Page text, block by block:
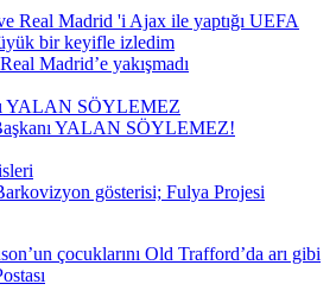
Madrid’e yakışmadı
YALAN SÖYLEMEZ!
gösterisi; Fulya Projesi
çocuklarını Old Trafford’da arı gibi